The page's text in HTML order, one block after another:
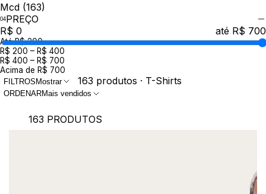
Mcd (163)
PREÇO
R$ 0
até R$ 700
Até R$ 200
R$ 200 – R$ 400
R$ 400 – R$ 700
Acima de R$ 700
FILTROS Mostrar 163 produtos · T-Shirts
ORDENARMais vendidos
163 PRODUTOS